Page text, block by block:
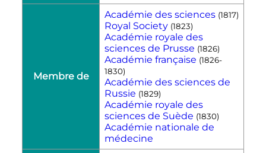
Membre de
Académie des sciences (1817)
Royal Society (1823)
Académie royale des
sciences de Prusse (1826)
Académie française (1826-
1830)
Académie des sciences de
Russie (1829)
Académie royale des
sciences de Suède (1830)
Académie nationale de
médecine